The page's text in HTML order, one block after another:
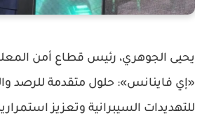
يحيى الجوهري، رئيس قطاع أمن
«إي فاينانس»: حلول متقدمة للرصد
للتهديدات السيبرانية وتعزيز